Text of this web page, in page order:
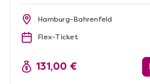
Hamburg-Bahrenfeld
Flex-Ticket
131,00 €